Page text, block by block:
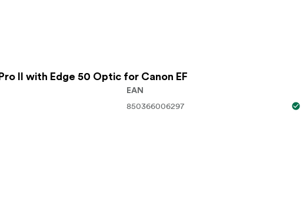
II with Edge 50 Optic for Canon EF
EAN
850366006297